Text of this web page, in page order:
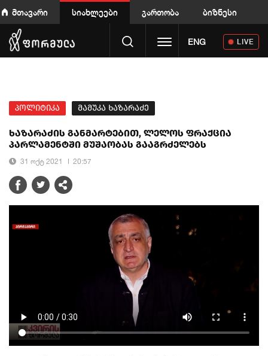
მთავარი სიახლეები გართობა ბიზნესი
Toggle navigation
ENG LIVE
პოლიტიკა მამუკა ხაზარაძე
ხაზარაძის განმარტებით, ლელოს ფრაქცია
პარლამენტში მუშაობას გააგრძელებს
31 ოქტ 2021 20:57